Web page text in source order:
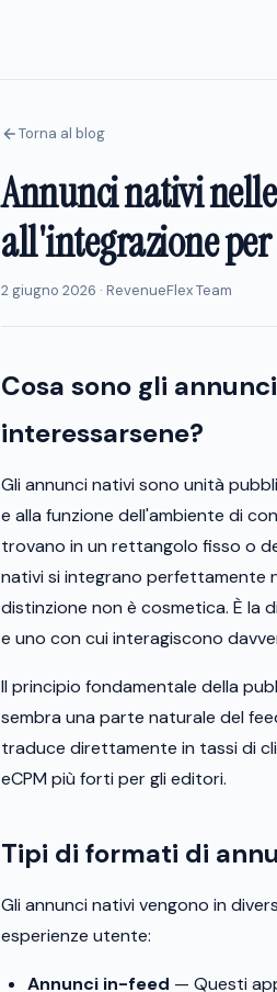
Torna al blog
Annunci nativi
all'integrazione
2 giugno 2026 · RevenueFlex Team
Cosa sono gli
interessarsene?
Gli annunci nativi sono unità
e alla funzione dell'ambiente di
trovano in un rettangolo fisso o
nativi si integrano perfettamente
distinzione non è cosmetica. È la
e uno con cui interagiscono
Il principio fondamentale della
sembra una parte naturale del
traduce direttamente in tassi di
eCPM più forti per gli editori.
Tipi di formati di
Gli annunci nativi vengono in
esperienze utente:
Annunci in-feed — Questi